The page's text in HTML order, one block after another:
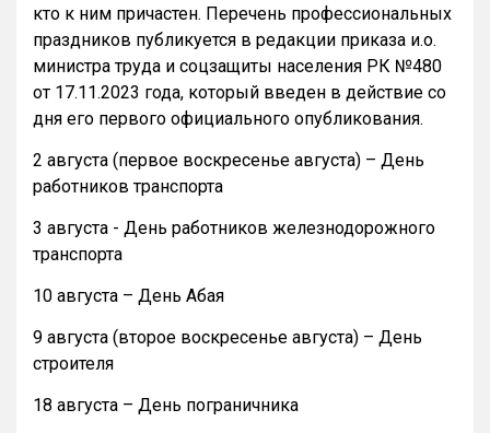
кто к ним причастен. Перечень профессиональных
праздников публикуется в редакции приказа и.о.
министра труда и соцзащиты населения РК №480
от 17.11.2023 года, который введен в действие со
дня его первого официального опубликования.
2 августа (первое воскресенье августа) – День
работников транспорта
3 августа - День работников железнодорожного
транспорта
10 августа – День Абая
9 августа (второе воскресенье августа) – День
строителя
18 августа – День пограничника